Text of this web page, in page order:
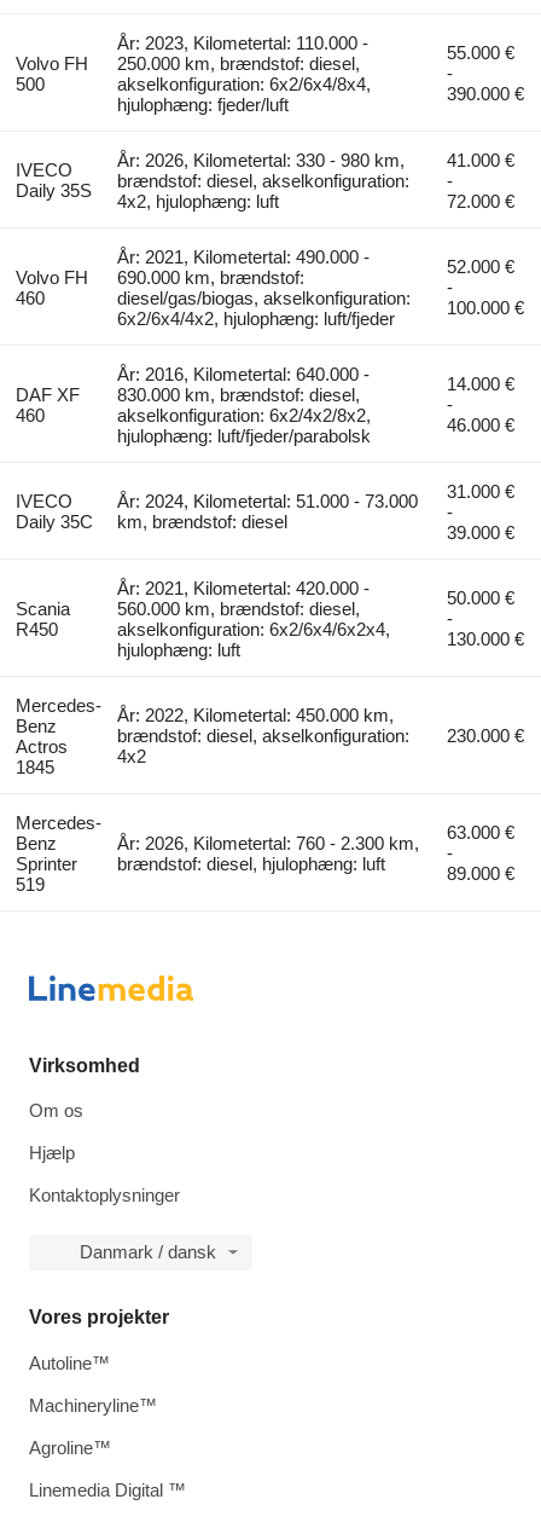
Volvo FH
500
År: 2023, Kilometertal: 110.000 -
250.000 km, brændstof: diesel,
akselkonfiguration: 6x2/6x4/8x4,
hjulophæng: fjeder/luft
55.000 €
-
390.000 €
IVECO
Daily 35S
År: 2026, Kilometertal: 330 - 980 km,
brændstof: diesel, akselkonfiguration:
4x2, hjulophæng: luft
41.000 €
-
72.000 €
Volvo FH
460
År: 2021, Kilometertal: 490.000 -
690.000 km, brændstof:
diesel/gas/biogas, akselkonfiguration:
6x2/6x4/4x2, hjulophæng: luft/fjeder
52.000 €
-
100.000 €
DAF XF
460
År: 2016, Kilometertal: 640.000 -
830.000 km, brændstof: diesel,
akselkonfiguration: 6x2/4x2/8x2,
hjulophæng: luft/fjeder/parabolsk
14.000 €
-
46.000 €
IVECO
Daily 35C
År: 2024, Kilometertal: 51.000 - 73.000
km, brændstof: diesel
31.000 €
-
39.000 €
Scania
R450
År: 2021, Kilometertal: 420.000 -
560.000 km, brændstof: diesel,
akselkonfiguration: 6x2/6x4/6x2x4,
hjulophæng: luft
50.000 €
-
130.000 €
Mercedes-
Benz
Actros
1845
År: 2022, Kilometertal: 450.000 km,
brændstof: diesel, akselkonfiguration:
4x2
230.000 €
Mercedes-
Benz
Sprinter
519
År: 2026, Kilometertal: 760 - 2.300 km,
brændstof: diesel, hjulophæng: luft
63.000 €
-
89.000 €
Virksomhed
Om os
Hjælp
Kontaktoplysninger
Danmark / dansk
Vores projekter
Autoline™
Machineryline™
Agroline™
Linemedia Digital ™